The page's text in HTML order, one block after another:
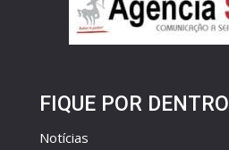
FIQUE POR DENTRO
Notícias